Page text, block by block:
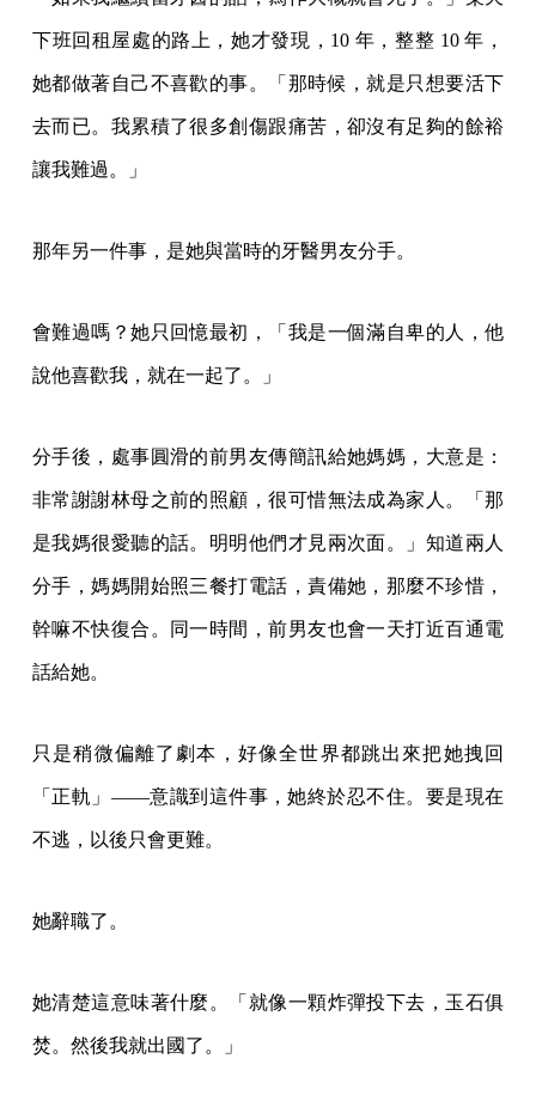
下班回租屋處的路上，她才發現，10 年，整整 10 年，
她都做著自己不喜歡的事。「那時候，就是只想要活下
去而已。我累積了很多創傷跟痛苦，卻沒有足夠的餘裕
讓我難過。」
那年另一件事，是她與當時的牙醫男友分手。
會難過嗎？她只回憶最初，「我是一個滿自卑的人，他
說他喜歡我，就在一起了。」
分手後，處事圓滑的前男友傳簡訊給她媽媽，大意是：
非常謝謝林母之前的照顧，很可惜無法成為家人。「那
是我媽很愛聽的話。明明他們才見兩次面。」知道兩人
分手，媽媽開始照三餐打電話，責備她，那麼不珍惜，
幹嘛不快復合。同一時間，前男友也會一天打近百通電
話給她。
只是稍微偏離了劇本，好像全世界都跳出來把她拽回
「正軌」——意識到這件事，她終於忍不住。要是現在
不逃，以後只會更難。
她辭職了。
她清楚這意味著什麼。「就像一顆炸彈投下去，玉石俱
焚。然後我就出國了。」